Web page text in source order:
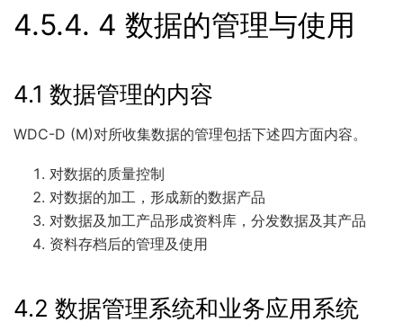
4.5.4. 4 数据的管理与使用
4.1 数据管理的内容
WDC-D (M)对所收集数据的管理包括下述四方面内容。
对数据的质量控制
对数据的加工，形成新的数据产品
对数据及加工产品形成资料库，分发数据及其产品
资料存档后的管理及使用
4.2 数据管理系统和业务应用系统